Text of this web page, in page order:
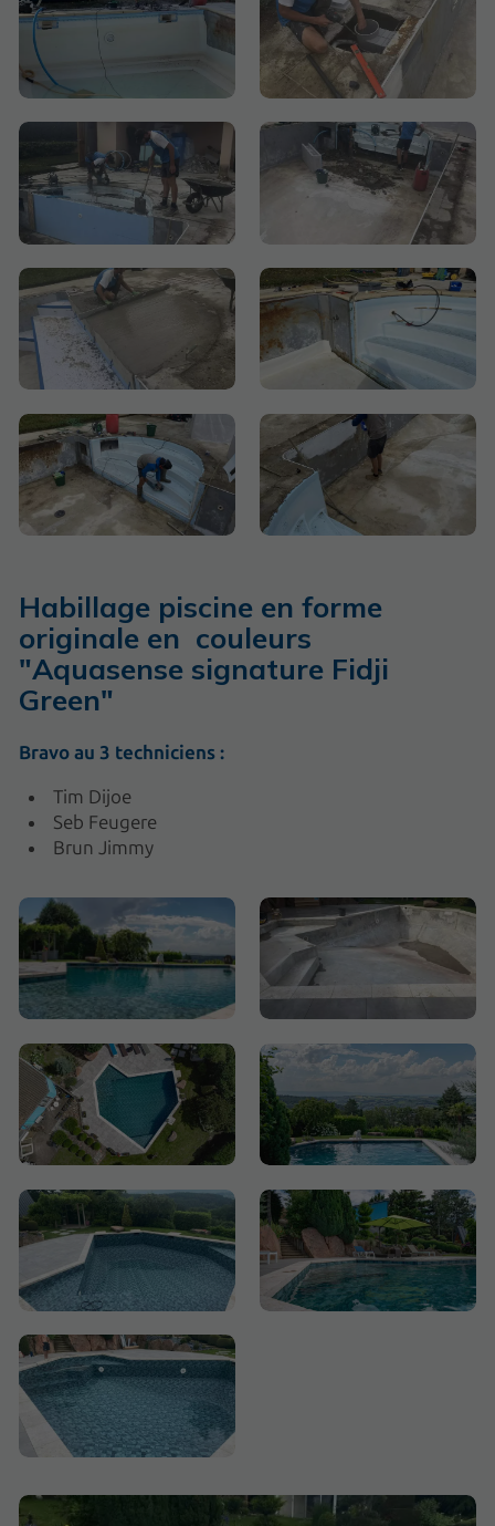
Habillage piscine en forme
originale en couleurs
"Aquasense signature Fidji
Green"
Bravo au 3 techniciens :
Tim Dijoe
Seb Feugere
Brun Jimmy